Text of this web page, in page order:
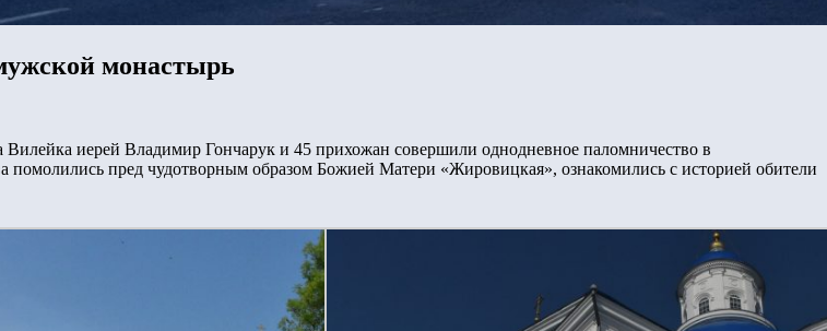
монастырь
иерей Владимир Гончарук и 45 прихожан совершили однодневное паломничество в
пред чудотворным образом Божией Матери «Жировицкая», ознакомились с историей обители